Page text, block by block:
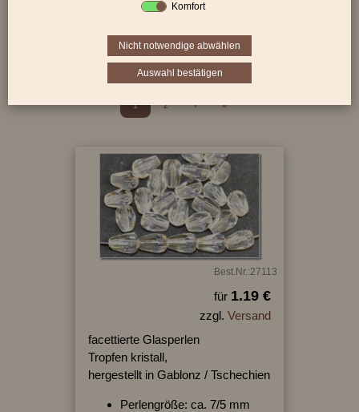
Sie befinden sich in folgender Kategorie:
transparent|Tropfen
1 2 › »
Best.Nr.:27113
für 1.19 €
zzgl. Versand
facettierte Glasperlen
Tropfen kristall,
hergestellt in Gablonz / Tschechien
Perlengröße: ca. 7/5 mm
Komfort
Nicht notwendige abwählen
Auswahl bestätigen